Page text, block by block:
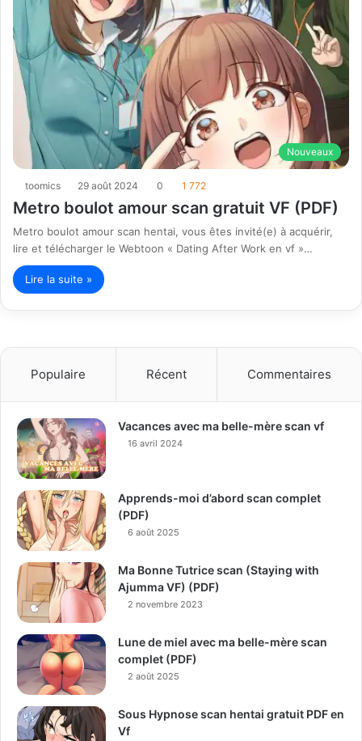
Nouveaux
toomics 29 août 2024 0 1 772
Metro boulot amour scan gratuit VF (PDF)
Metro boulot amour scan hentai, vous êtes invité(e) à acquérir,
lire et télécharger le Webtoon « Dating After Work en vf »…
Lire la suite »
Populaire Récent Commentaires
Vacances avec ma belle-mère scan vf
16 avril 2024
Apprends-moi d’abord scan complet
(PDF)
6 août 2025
Ma Bonne Tutrice scan (Staying with
Ajumma VF) (PDF)
2 novembre 2023
Lune de miel avec ma belle-mère scan
complet (PDF)
2 août 2025
Sous Hypnose scan hentai gratuit PDF en
Vf